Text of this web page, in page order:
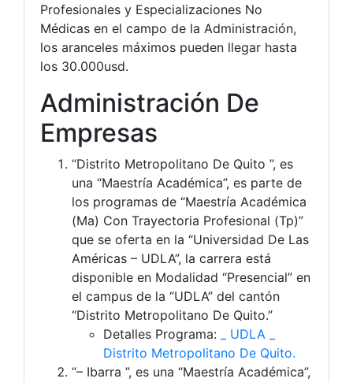
Profesionales y Especializaciones No
Médicas en el campo de la Administración,
los aranceles máximos pueden llegar hasta
los 30.000usd.
Administración De
Empresas
“Distrito Metropolitano De Quito ”, es
una “Maestría Académica”, es parte de
los programas de “Maestría Académica
(Ma) Con Trayectoria Profesional (Tp)”
que se oferta en la “Universidad De Las
Américas – UDLA”, la carrera está
disponible en Modalidad “Presencial” en
el campus de la “UDLA” del cantón
“Distrito Metropolitano De Quito.”
Detalles Programa:
_ UDLA _
Distrito Metropolitano De Quito.
“– Ibarra ”, es una “Maestría Académica”,